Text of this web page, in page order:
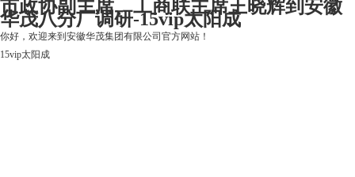
市政协副主席、工商联主席王晓辉到安徽
华茂八分厂调研-15vip太阳成
你好，欢迎来到安徽华茂集团有限公司官方网站！
15vip太阳成